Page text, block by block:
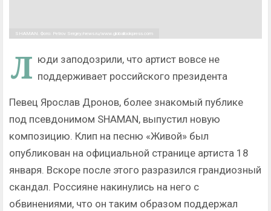
SHAMAN. Фото: Petrov Sergey/news.ru/www.globallookpress.com
Л юди заподозрили, что артист вовсе не
поддерживает российского президента
Певец Ярослав Дронов, более знакомый публике
под псевдонимом SHAMAN, выпустил новую
композицию. Клип на песню «Живой» был
опубликован на официальной странице артиста 18
января. Вскоре после этого разразился грандиозный
скандал. Россияне накинулись на него с
обвинениями, что он таким образом поддержал